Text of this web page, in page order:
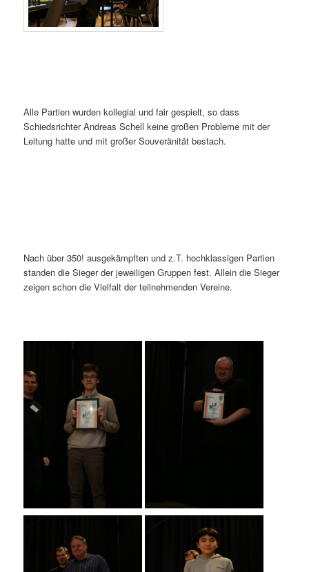
Alle Partien wurden kollegial und fair gespielt, so dass
Schiedsrichter Andreas Schell keine großen Probleme mit der
Leitung hatte und mit großer Souveränität bestach.
Nach über 350! ausgekämpften und z.T. hochklassigen Partien
standen die Sieger der jeweiligen Gruppen fest. Allein die Sieger
zeigen schon die Vielfalt der teilnehmenden Vereine.